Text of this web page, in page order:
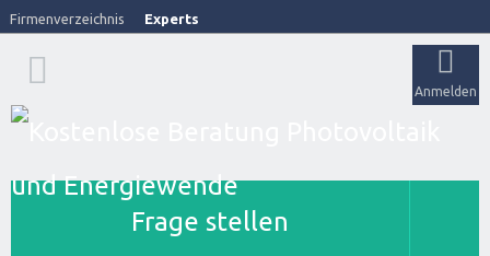
Firmenverzeichnis Experts
Anmelden
Frage stellen